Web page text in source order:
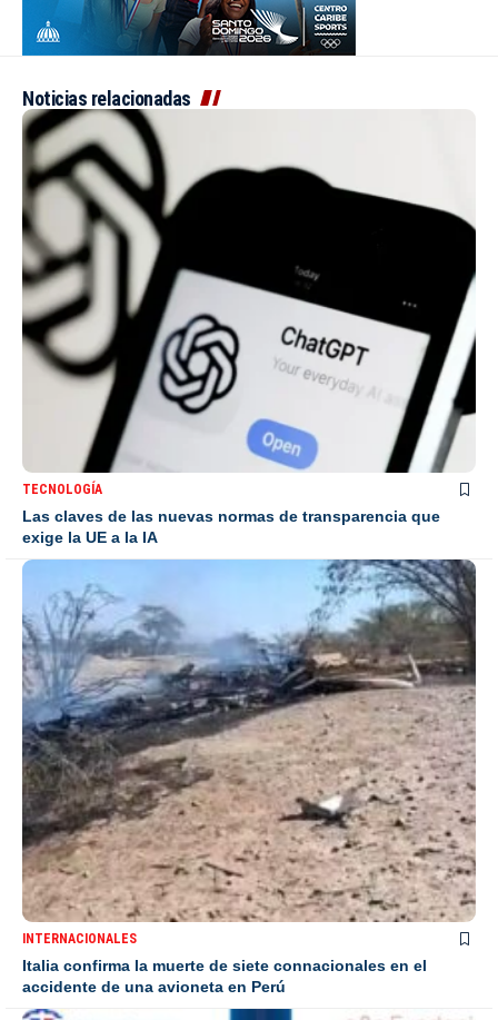
Noticias relacionadas
TECNOLOGÍA
Las claves de las nuevas normas de transparencia que
exige la UE a la IA
INTERNACIONALES
Italia confirma la muerte de siete connacionales en el
accidente de una avioneta en Perú